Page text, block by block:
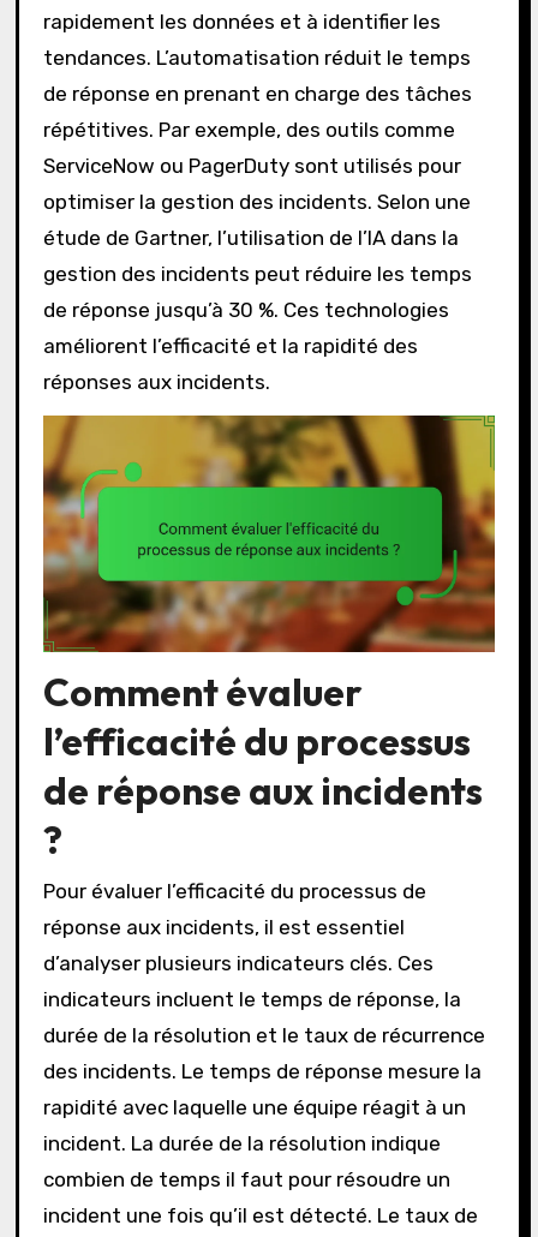
rapidement les données et à identifier les
tendances. L’automatisation réduit le temps
de réponse en prenant en charge des tâches
répétitives. Par exemple, des outils comme
ServiceNow ou PagerDuty sont utilisés pour
optimiser la gestion des incidents. Selon une
étude de Gartner, l’utilisation de l’IA dans la
gestion des incidents peut réduire les temps
de réponse jusqu’à 30 %. Ces technologies
améliorent l’efficacité et la rapidité des
réponses aux incidents.
Comment évaluer
l’efficacité du processus
de réponse aux incidents
?
Pour évaluer l’efficacité du processus de
réponse aux incidents, il est essentiel
d’analyser plusieurs indicateurs clés. Ces
indicateurs incluent le temps de réponse, la
durée de la résolution et le taux de récurrence
des incidents. Le temps de réponse mesure la
rapidité avec laquelle une équipe réagit à un
incident. La durée de la résolution indique
combien de temps il faut pour résoudre un
incident une fois qu’il est détecté. Le taux de